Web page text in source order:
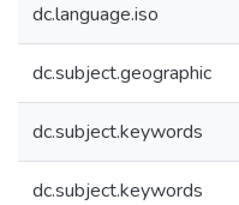
dc.language.iso
dc.subject.geographic
dc.subject.keywords
dc.subject.keywords